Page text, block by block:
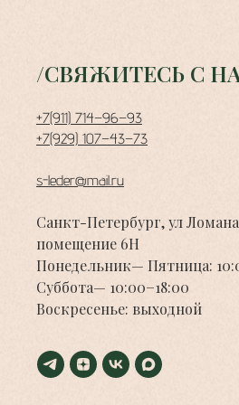
/СВЯЖИТЕСЬ С
+7(911) 714−96−93
+7(929) 107−43−73
s-leder@mail.ru
Санкт-Петербург, ул
помещение 6Н
Понедельник— Пятница:
Суббота— 10:00−18:00
Воскресенье: выходной